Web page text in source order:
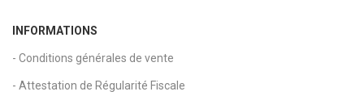
INFORMATIONS
- Conditions générales de vente
- Attestation de Régularité Fiscale